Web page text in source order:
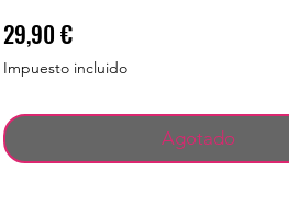
29,90 €Precio
Impuesto incluido
Agotado